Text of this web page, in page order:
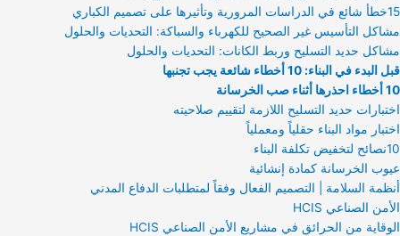
15خطأ شائع في الدراسات المرورية وتأثيرها على تصميم الكباري
مشاكل التأسيس غير الصحيح للكهرباء والسباكة: التحديات والحلول
مشاكل حديد التسليح وربط الكانات: التحديات والحلول
قبل البدء في البناء: 10 أخطاء شائعة يجب تجنبها
10 أخطاء احذرها أثناء صب الخرسانة
اختبارات حديد التسليح اللازمة لتقييم صلاحيته
اختبار مواد البناء حقلياً ومعملياً
10نصائح لتخفيض تكلفة البناء
عيوب الخرسانة كمادة إنشائية
أنظمة السلامة | التصميم الفعال وفقاً لمتطلبات الدفاع المدني
الأمن الصناعي HCIS
الوقاية من الحرائق في مشاريع الأمن الصناعي HCIS